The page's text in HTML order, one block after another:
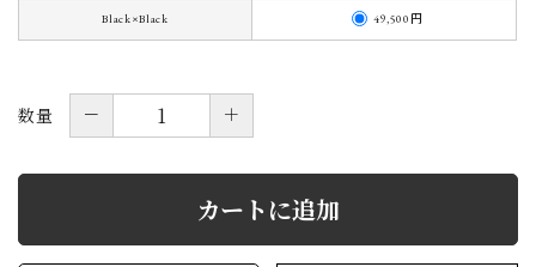
Black×Black 49,500円
数量 － ＋
カートに追加